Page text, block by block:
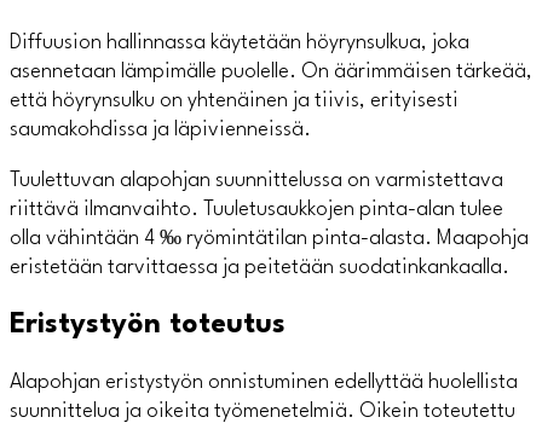
Diffuusion hallinnassa käytetään höyrynsulkua, joka
asennetaan lämpimälle puolelle. On äärimmäisen tärkeää,
että höyrynsulku on yhtenäinen ja tiivis, erityisesti
saumakohdissa ja läpivienneissä.
Tuulettuvan alapohjan suunnittelussa on varmistettava
riittävä ilmanvaihto. Tuuletusaukkojen pinta-alan tulee
olla vähintään 4 ‰ ryömintätilan pinta-alasta. Maapohja
eristetään tarvittaessa ja peitetään suodatinkankaalla.
Eristystyön toteutus
Alapohjan eristystyön onnistuminen edellyttää huolellista
suunnittelua ja oikeita työmenetelmiä. Oikein toteutettu